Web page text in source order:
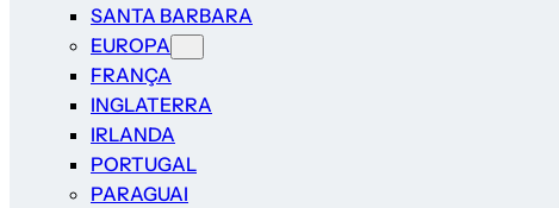
SANTA BARBARA
EUROPA
FRANÇA
INGLATERRA
IRLANDA
PORTUGAL
PARAGUAI